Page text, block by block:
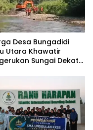
Desa Bungadidi
Utara Khawatir
Sungai Dekat